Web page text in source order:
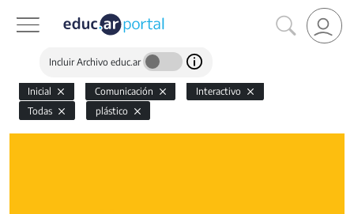
Incluir Archivo educ.ar
Inicial Comunicación
Interactivo
Todas
plástico